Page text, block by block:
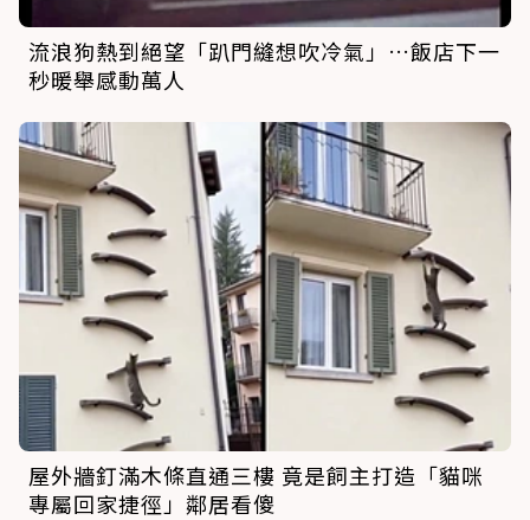
流浪狗熱到絕望「趴門縫想吹冷氣」…飯店下一
秒暖舉感動萬人
屋外牆釘滿木條直通三樓 竟是飼主打造「貓咪
專屬回家捷徑」鄰居看傻